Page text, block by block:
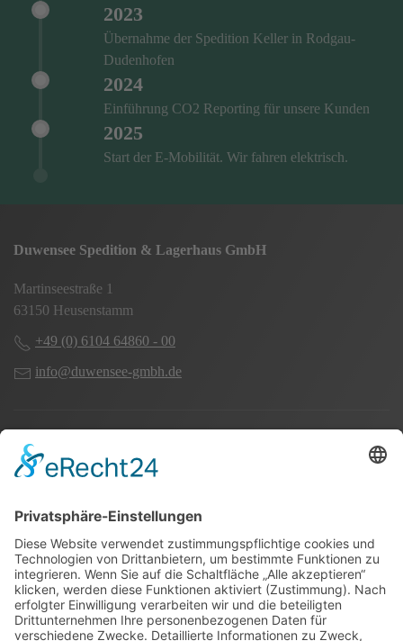
2023
Übernahme der Spedition Keller in Rodgau-
Dudenhofen
2024
Einführung CO2 Reporting für unsere Kunden
2025
Start der E-Mobilität. Wir fahren elektrisch.
Duwensee Spedition & Lagerhaus GmbH
Martinseestraße 1
63150 Heusenstamm
+49 (0) 6104 64860 - 00
info@duwensee-gmbh.de
Spezialisten für:
Nahverkehr Transport Rhein-Main
UK-Transporte
Lagerlogistik